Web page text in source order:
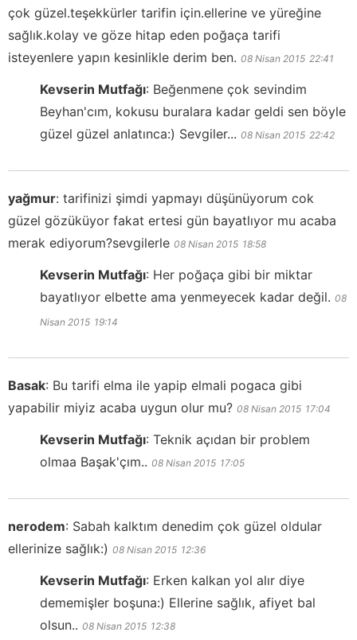
çok güzel.teşekkürler tarifin için.ellerine ve yüreğine
sağlık.kolay ve göze hitap eden poğaça tarifi
isteyenlere yapın kesinlikle derim ben. 08 Nisan 2015 22:41
Kevserin Mutfağı: Beğenmene çok sevindim
Beyhan'cım, kokusu buralara kadar geldi sen böyle
güzel güzel anlatınca:) Sevgiler... 08 Nisan 2015 22:42
yağmur: tarifinizi şimdi yapmayı düşünüyorum cok
güzel gözüküyor fakat ertesi gün bayatlıyor mu acaba
merak ediyorum?sevgilerle 08 Nisan 2015 18:58
Kevserin Mutfağı: Her poğaça gibi bir miktar
bayatlıyor elbette ama yenmeyecek kadar değil. 08
Nisan 2015 19:14
Basak: Bu tarifi elma ile yapip elmali pogaca gibi
yapabilir miyiz acaba uygun olur mu? 08 Nisan 2015 17:04
Kevserin Mutfağı: Teknik açıdan bir problem
olmaa Başak'çım.. 08 Nisan 2015 17:05
nerodem: Sabah kalktım denedim çok güzel oldular
ellerinize sağlık:) 08 Nisan 2015 12:36
Kevserin Mutfağı: Erken kalkan yol alır diye
dememişler boşuna:) Ellerine sağlık, afiyet bal
olsun.. 08 Nisan 2015 12:38